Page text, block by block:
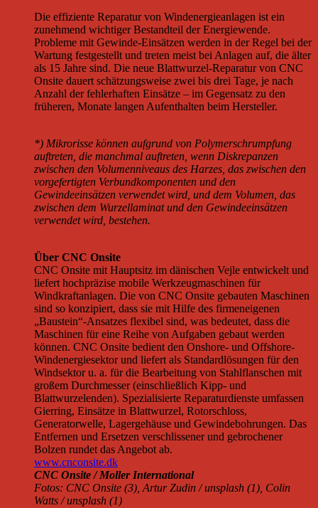
Die effiziente Reparatur von Windenergieanlagen ist ein
zunehmend wichtiger Bestandteil der Energiewende.
Probleme mit Gewinde-Einsätzen werden in der Regel bei der
Wartung festgestellt und treten meist bei Anlagen auf, die älter
als 15 Jahre sind. Die neue Blattwurzel-Reparatur von CNC
Onsite dauert schätzungsweise zwei bis drei Tage, je nach
Anzahl der fehlerhaften Einsätze – im Gegensatz zu den
früheren, Monate langen Aufenthalten beim Hersteller.
*) Mikrorisse können aufgrund von Polymerschrumpfung
auftreten, die manchmal auftreten, wenn Diskrepanzen
zwischen den Volumenniveaus des Harzes, das zwischen den
vorgefertigten Verbundkomponenten und den
Gewindeeinsätzen verwendet wird, und dem Volumen, das
zwischen dem Wurzellaminat und den Gewindeeinsätzen
verwendet wird, bestehen.
Über CNC Onsite
CNC Onsite mit Hauptsitz im dänischen Vejle entwickelt und
liefert hochpräzise mobile Werkzeugmaschinen für
Windkraftanlagen. Die von CNC Onsite gebauten Maschinen
sind so konzipiert, dass sie mit Hilfe des firmeneigenen
„Baustein“-Ansatzes flexibel sind, was bedeutet, dass die
Maschinen für eine Reihe von Aufgaben gebaut werden
können. CNC Onsite bedient den Onshore- und Offshore-
Windenergiesektor und liefert als Standardlösungen für den
Windsektor u. a. für die Bearbeitung von Stahlflanschen mit
großem Durchmesser (einschließlich Kipp- und
Blattwurzelenden). Spezialisierte Reparaturdienste umfassen
Gierring, Einsätze in Blattwurzel, Rotorschloss,
Generatorwelle, Lagergehäuse und Gewindebohrungen. Das
Entfernen und Ersetzen verschlissener und gebrochener
Bolzen rundet das Angebot ab.
www.cnconsite.dk
CNC Onsite / Moller International
Fotos: CNC Onsite (3), Artur Zudin / unsplash (1), Colin
Watts / unsplash (1)